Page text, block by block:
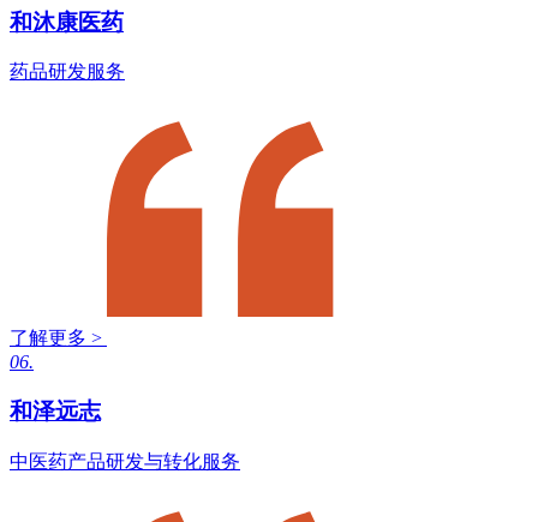
和沐康医药
药品研发服务
了解更多 >
06.
和泽远志
中医药产品研发与转化服务